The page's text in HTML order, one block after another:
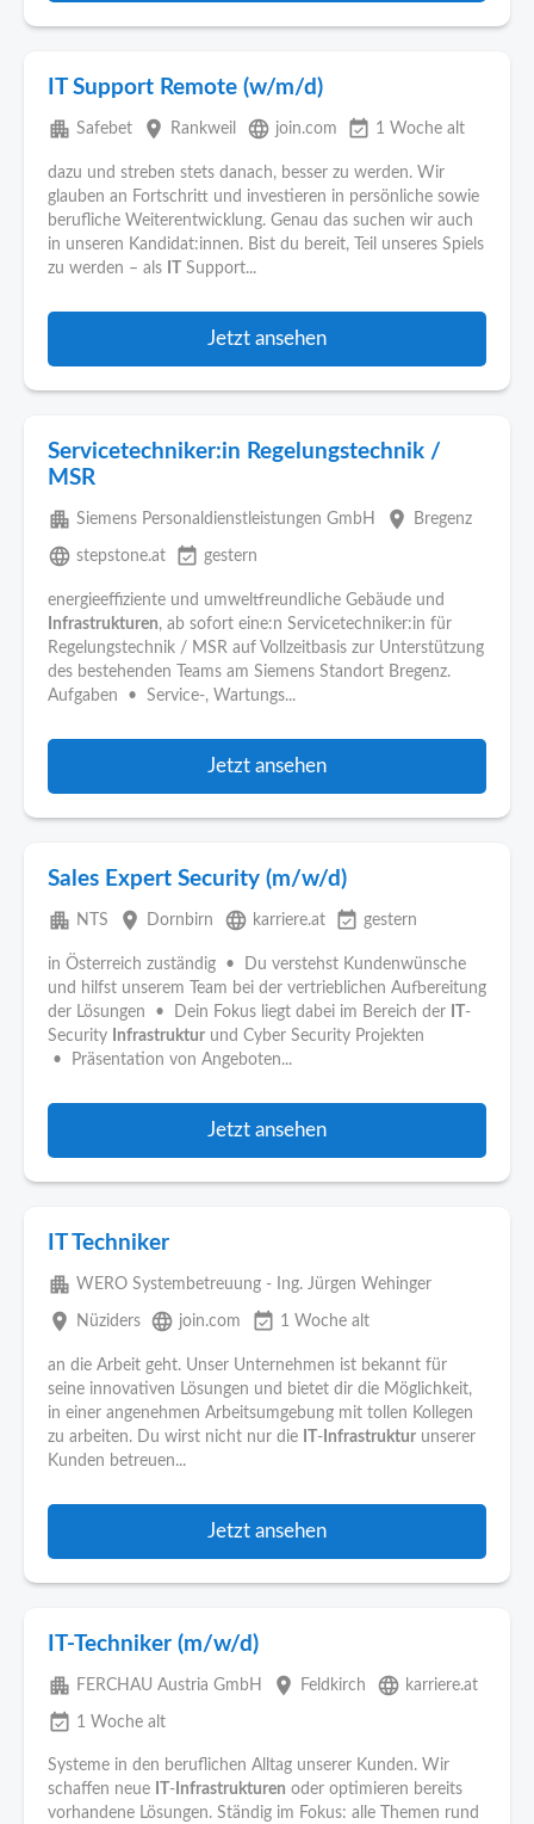
IT Support Remote (w/m/d)
apartment Safebet place Rankweil language join.com event_available 1 Woche alt
dazu und streben stets danach, besser zu werden. Wir
glauben an Fortschritt und investieren in persönliche sowie
berufliche Weiterentwicklung. Genau das suchen wir auch
in unseren Kandidat:innen. Bist du bereit, Teil unseres Spiels
zu werden – als
Support...
Jetzt ansehen
Servicetechniker:in Regelungstechnik /
MSR
apartment Siemens Personaldienstleistungen GmbH place Bregenz
language stepstone.at event_available gestern
energieeffiziente und umweltfreundliche Gebäude und
Infrastrukturen, ab sofort eine:n Servicetechniker:in für
Regelungstechnik / MSR auf Vollzeitbasis zur Unterstützung
des bestehenden Teams am Siemens Standort Bregenz.
Aufgaben • Service-, Wartungs...
Jetzt ansehen
Sales Expert Security (m/w/d)
apartment NTS place Dornbirn language karriere.at event_available gestern
in Österreich zuständig • Du verstehst Kundenwünsche
und hilfst unserem Team bei der vertrieblichen Aufbereitung
der Lösungen • Dein Fokus liegt dabei im Bereich der
-
Security
Infrastruktur und Cyber Security Projekten
• Präsentation von Angeboten...
Jetzt ansehen
IT Techniker
apartment WERO Systembetreuung - Ing. Jürgen Wehinger
place Nüziders language join.com event_available 1 Woche alt
an die Arbeit geht. Unser Unternehmen ist bekannt für
seine innovativen Lösungen und bietet dir die Möglichkeit,
in einer angenehmen Arbeitsumgebung mit tollen Kollegen
zu arbeiten. Du wirst nicht nur die
- Infrastruktur unserer
Kunden betreuen...
Jetzt ansehen
IT-Techniker (m/w/d)
apartment FERCHAU Austria GmbH place Feldkirch language karriere.at
event_available 1 Woche alt
Systeme in den beruflichen Alltag unserer Kunden. Wir
schaffen neue
- Infrastrukturen oder optimieren bereits
vorhandene Lösungen. Ständig im Fokus: alle Themen rund